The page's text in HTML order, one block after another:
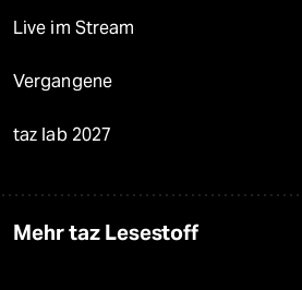
Live im Stream
Vergangene
taz lab 2027
Mehr taz Lesestoff